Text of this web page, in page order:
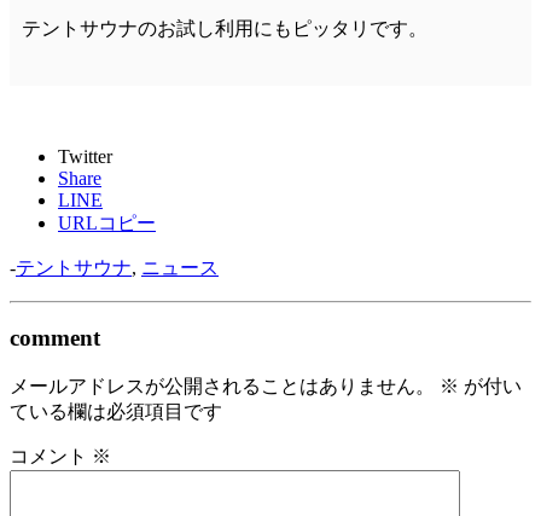
テントサウナのお試し利用にもピッタリです。
Twitter
Share
LINE
URLコピー
-テントサウナ, ニュース
comment
メールアドレスが公開されることはありません。 ※ が付い
ている欄は必須項目です
コメント ※